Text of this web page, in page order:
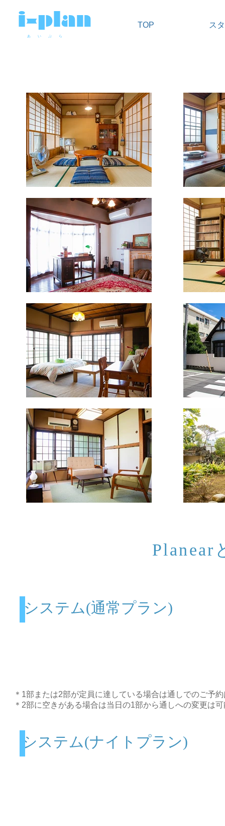
i-plan
​あ い ぷ ら
TOP ス
Planear
システム(通常プラン)
＊1部または2部が定員に達している場合は通しでのご予
＊2部に空きがある場合は当日の1部から通しへの変更は
システム(ナイトプラン)